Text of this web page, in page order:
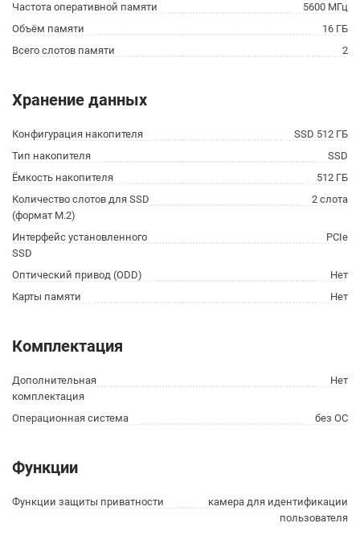
Частота оперативной памяти
5600 МГц
Объём памяти
16 ГБ
Всего слотов памяти
2
Хранение данных
Конфигурация накопителя
SSD 512 ГБ
Тип накопителя
SSD
Ёмкость накопителя
512 ГБ
Количество слотов для SSD
(формат M.2)
2 слота
Интерфейс установленного
SSD
PCIe
Оптический привод (ODD)
Нет
Карты памяти
Нет
Комплектация
Дополнительная
комплектация
Нет
Операционная система без ОС
Функции
Функции защиты приватности
камера для идентификации
пользователя